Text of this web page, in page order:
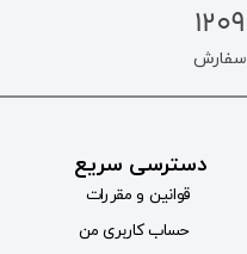
1209
سفارش
دسترسی سریع
قوانین و مقررات
حساب کاربری من